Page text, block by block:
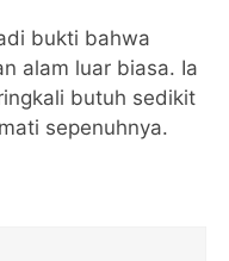
bukti bahwa
alam luar biasa. Ia
butuh sedikit
sepenuhnya.